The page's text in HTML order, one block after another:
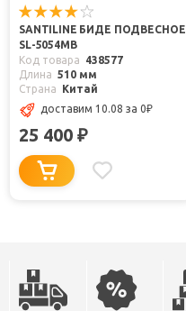
SANTILINE БИДЕ ПОДВЕСНОЕ
SL-5054MB
Код товара
438577
Длина 510 мм
Страна
Китай
доставим 10.08 за 0₽
25 400 ₽